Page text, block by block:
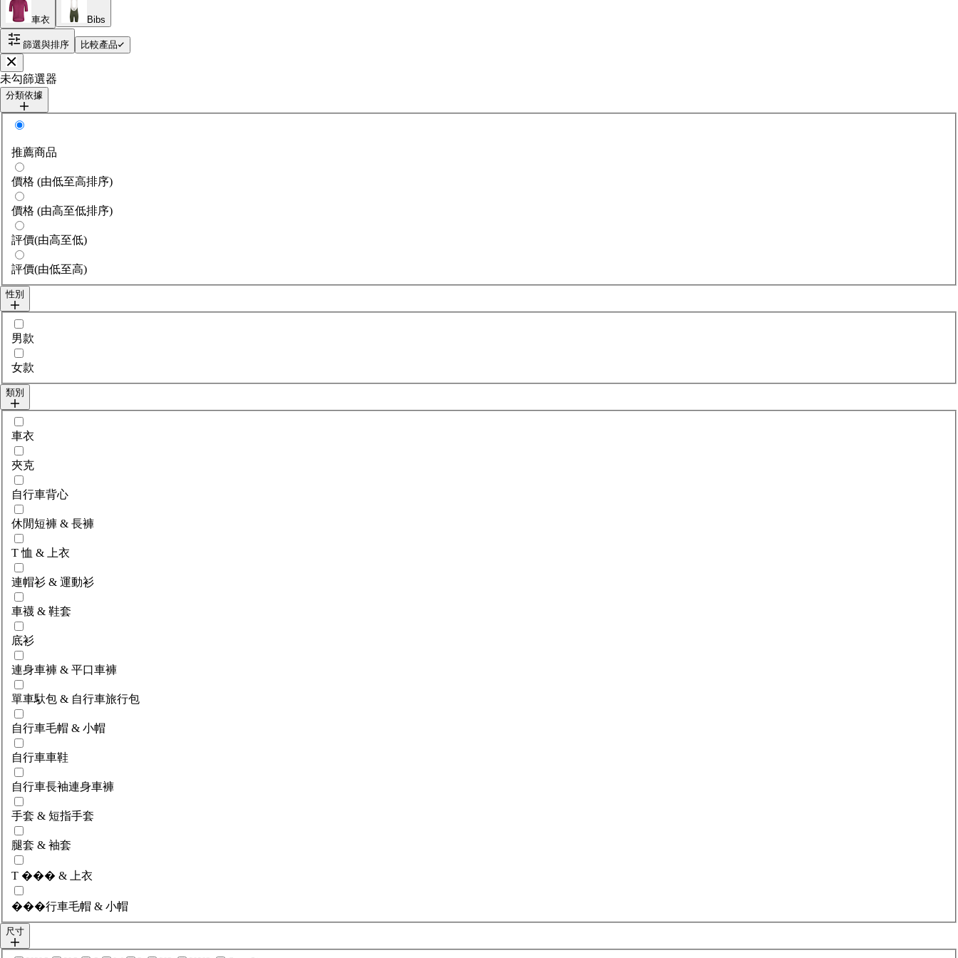
車衣 Bibs
篩選與排序
比較產品
關閉
未勾篩選器
分類依據
分類依據
推薦商品
價格 (由低至高排序)
價格 (由高至低排序)
評價(由高至低)
評價(由低至高)
性別
選擇gender
男款
女款
類別
選擇category
車衣
夾克
自行車背心
休閒短褲 & 長褲
T 恤 & 上衣
連帽衫 & 運動衫
車襪 & 鞋套
底衫
連身車褲 & 平口車褲
單車馱包 & 自行車旅行包
自行車毛帽 & 小帽
自行車車鞋
自行車長袖連身車褲
手套 & 短指手套
腿套 & 袖套
T ��� & 上衣
���行車毛帽 & 小帽
尺寸